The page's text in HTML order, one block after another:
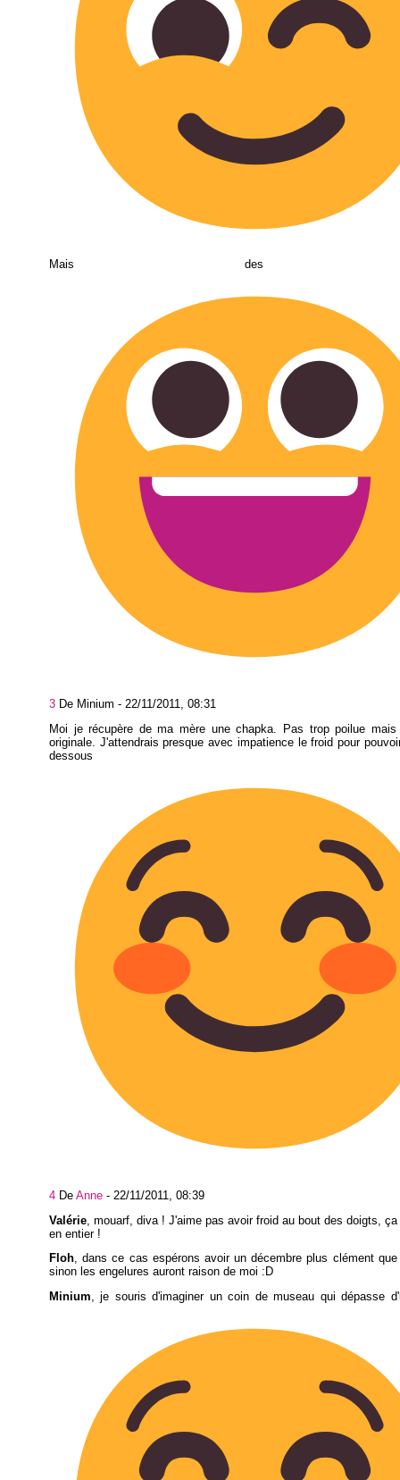
Mais des
3 De Minium - 22/11/2011, 08:31
Moi je récupère de ma mère une chapka. Pas trop poilue
originale. J'attendrais presque avec impatience le froid pour
dessous
4 De Anne - 22/11/2011, 08:39
Valérie , mouarf, diva ! J'aime pas avoir froid au bout des doigts,
en entier !
Floh, dans ce cas espérons avoir un décembre plus clément que
sinon les engelures auront raison de moi :D
Minium, je souris d'imaginer un coin de museau qui dépasse